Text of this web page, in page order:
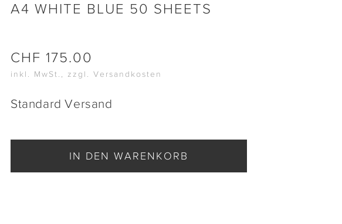
A4 WHITE BLUE 50 SHEETS
CHF 175.00
inkl. MwSt., zzgl. Versandkosten
Standard Versand
IN DEN WARENKORB